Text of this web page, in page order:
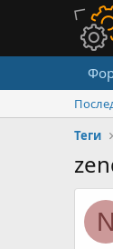
Теги
N